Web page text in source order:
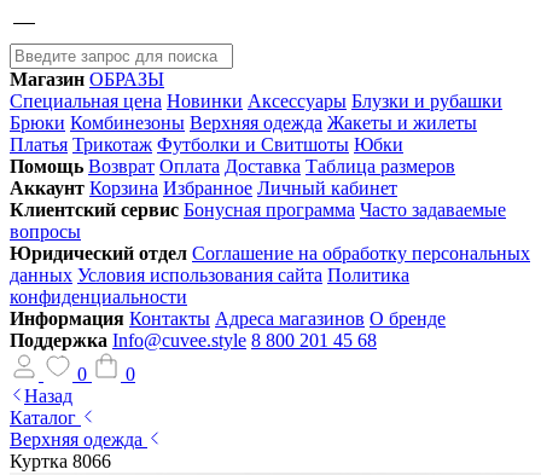
Магазин ОБРАЗЫ
Специальная цена Новинки Аксессуары Блузки и рубашки
Брюки Комбинезоны Верхняя одежда Жакеты и жилеты
Платья Трикотаж Футболки и Свитшоты Юбки
Помощь Возврат Оплата Доставка Таблица размеров
Аккаунт Корзина Избранное Личный кабинет
Клиентский сервис Бонусная программа Часто задаваемые
вопросы
Юридический отдел Соглашение на обработку персональных
данных Условия использования сайта Политика
конфиденциальности
Информация Контакты Адреса магазинов О бренде
Поддержка Info@cuvee.style 8 800 201 45 68
0
0
Назад
Каталог
Верхняя одежда
Куртка 8066